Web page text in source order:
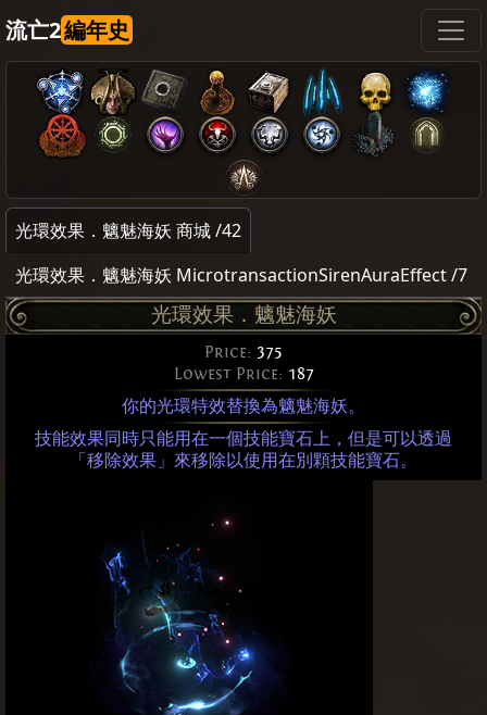
流亡2編年史
光環效果．魑魅海妖 商城 /42
光環效果．魑魅海妖 MicrotransactionSirenAuraEffect /7
光環效果．魑魅海妖
Price: 375
Lowest Price: 187
你的光環特效替換為魑魅海妖。
技能效果同時只能用在一個技能寶石上，但是可以透過
「移除效果」來移除以使用在別顆技能寶石。